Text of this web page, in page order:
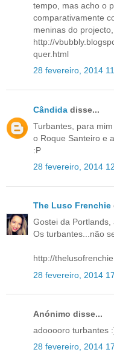
tempo, mas acho o
comparativamente
meninas do
http://
quer.html
28 fevereiro, 2014
Cândida disse...
Turbantes, para
o Roque Santeiro e
:P
28 fevereiro, 2014
The Luso Frenchie
Gostei da
Os turbantes...não
http://
28 fevereiro, 2014
Anónimo disse...
adooooro turbantes
28 fevereiro, 2014